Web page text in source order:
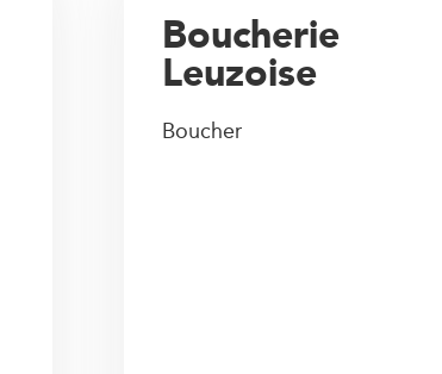
Boucherie
Leuzoise
Boucher